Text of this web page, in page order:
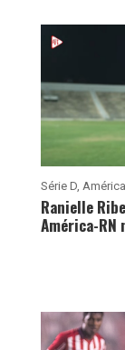
Série D,
Ranielle
América-RN